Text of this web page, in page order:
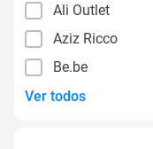
Ali Outlet
Aziz Ricco
Be.be
Ver todos